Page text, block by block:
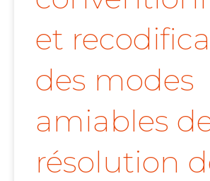
et
des modes
amiables
résolution